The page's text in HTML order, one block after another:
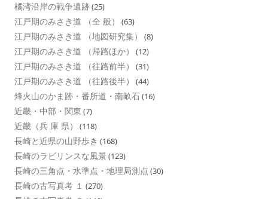
橘湾沿岸の戦争遺跡(25)
江戸期のみさき道 （全 般） (63)
江戸期のみさき道 （地図研究集） (8)
江戸期のみさき道 （帰路ほか） (12)
江戸期のみさき道 （往路前半） (31)
江戸期のみさき道 （往路後半） (44)
烽火山のかま跡・番所道・南畝石(16)
近畿・中部・関東 (7)
近畿（兵 庫 県） (118)
長崎と近県の山野歩き (168)
長崎のラビリンスな風景 (123)
長崎の三角点・水準点・地理局測点 (30)
長崎の古写真考 １ (270)